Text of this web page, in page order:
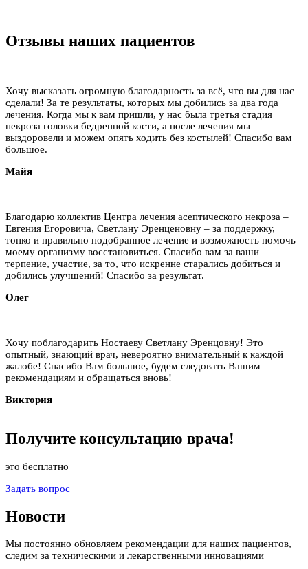
Отзывы наших пациентов
Хочу высказать огромную благодарность за всё, что вы для нас
сделали! За те результаты, которых мы добились за два года
лечения. Когда мы к вам пришли, у нас была третья стадия
некроза головки бедренной кости, а после лечения мы
выздоровели и можем опять ходить без костылей! Спасибо вам
большое.
Майя
Благодарю коллектив Центра лечения асептического некроза –
Евгения Егоровича, Светлану Эренценовну – за поддержку,
тонко и правильно подобранное лечение и возможность помочь
моему организму восстановиться. Спасибо вам за ваши
терпение, участие, за то, что искренне старались добиться и
добились улучшений! Спасибо за результат.
Олег
Хочу поблагодарить Ностаеву Светлану Эренцовну! Это
опытный, знающий врач, невероятно внимательный к каждой
жалобе! Спасибо Вам большое, будем следовать Вашим
рекомендациям и обращаться вновь!
Виктория
Получите консультацию врача!
это бесплатно
Задать вопрос
Новости
Мы постоянно обновляем рекомендации для наших пациентов,
следим за техническими и лекарственными инновациями